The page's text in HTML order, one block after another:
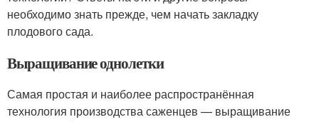
необходимо знать прежде, чем начать закладку
плодового сада.
Выращивание однолетки
Самая простая и наиболее распространённая
технология производства саженцев — выращивание